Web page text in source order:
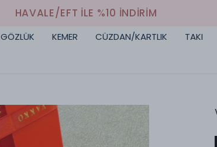
HAVALE/EFT İLE %10 İNDİRİM
GÖZLÜK KEMER CÜZDAN/KARTLIK TAKI